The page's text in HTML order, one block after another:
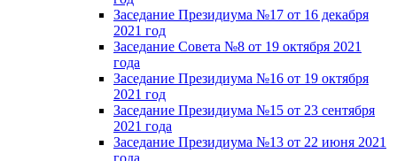
Заседание Президиума №17 от 16 декабря
2021 год
Заседание Совета №8 от 19 октября 2021
года
Заседание Президиума №16 от 19 октября
2021 год
Заседание Президиума №15 от 23 сентября
2021 года
Заседание Президиума №13 от 22 июня 2021
года